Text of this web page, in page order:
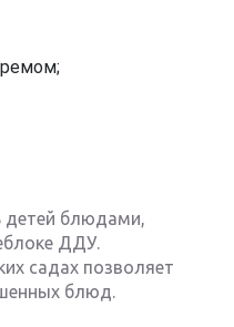
детей блюдами,
ДДУ.
садах позволяет
блюд.